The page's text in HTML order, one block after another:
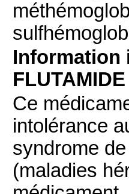
Information
Ce
intolérance
syndrome
(maladies